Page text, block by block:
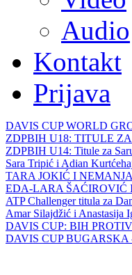
Audio
Kontakt
Prijava
DAVIS CUP WORLD
ZDPBIH U18: TITULE
ZDPBIH U14: Titule za
Sara Tripić i Adian
TARA JOKIĆ I
EDA-LARA ŠAĆIROVIĆ
ATP Challenger titula za
Amar Silajdžić i Anastasija
DAVIS CUP: BIH
DAVIS CUP